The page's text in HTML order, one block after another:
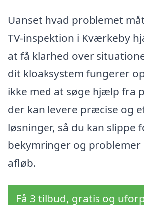
Uanset hvad problemet
TV-inspektion i Kværkeby
at få klarhed over
dit kloaksystem fungerer
ikke med at søge hjælp fra
der kan levere præcise og
løsninger, så du kan slippe
bekymringer og problemer
afløb.
Få 3 tilbud, gratis og